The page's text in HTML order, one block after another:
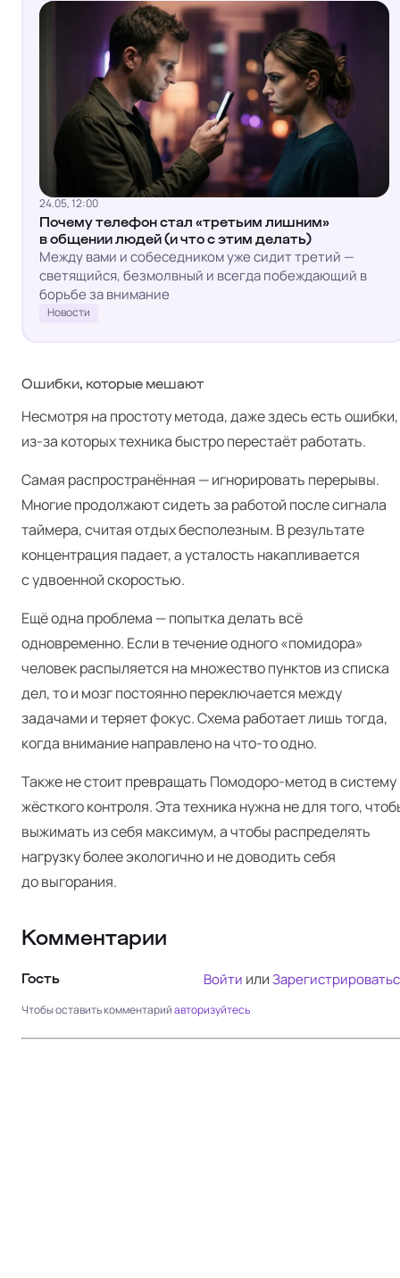
24.05, 12:00
Почему телефон стал «третьим лишним»
в общении людей (и что с этим делать)
Между вами и собеседником уже сидит третий —
светящийся, безмолвный и всегда побеждающий в
борьбе за внимание
Новости
Ошибки, которые мешают
Несмотря на простоту метода, даже здесь есть ошибки,
из-за которых техника быстро перестаёт работать.
Самая распространённая — игнорировать перерывы.
Многие продолжают сидеть за работой после сигнала
таймера, считая отдых бесполезным. В результате
концентрация падает, а усталость накапливается
с удвоенной скоростью.
Ещё одна проблема — попытка делать всё
одновременно. Если в течение одного «помидора»
человек распыляется на множество пунктов из списка
дел, то и мозг постоянно переключается между
задачами и теряет фокус. Схема работает лишь тогда,
когда внимание направлено на что-то одно.
Также не стоит превращать Помодоро-метод в систему
жёсткого контроля. Эта техника нужна не для того,
выжимать из себя максимум, а чтобы распределять
нагрузку более экологично и не доводить себя
до выгорания.
Комментарии
Гость Войти или
Чтобы оставить комментарийавторизуйтесь